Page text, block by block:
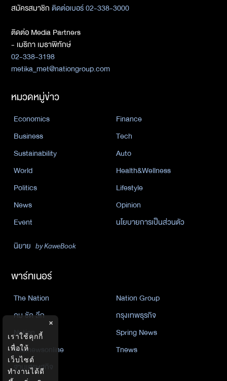
สมัครสมาชิกติดต่อเบอร์ 02-338-3000
ติดต่อ Media Partners
- เมธิกา เมธาพิทักษ์
02-338-3198
metika_met@nationgroup.com
หมวดหมู่ข่าว
Economics
Finance
Business
Tech
Sustainability
Auto
World
Health&Wellness
Politics
Lifestyle
News
Opinion
Event
นโยบายการเป็นส่วนตัว
นิยาย by KaweBook
พาร์ทเนอร์
The Nation
Nation Group
คม ชัด ลึก
กรุงเทพธุรกิจ
Nation
Spring News
Thainewsonline
Tnews
ฐานเศรษฐกิจ
×
เราใช้คุกกี้
เพื่อให้
เว็บไซต์
ทำงานได้ดี